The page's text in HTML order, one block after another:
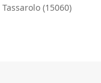
(15060)